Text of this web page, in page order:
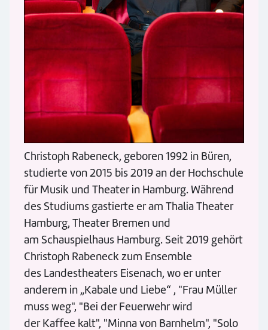
Christoph Rabeneck, geboren 1992 in Büren,
studierte von 2015 bis 2019 an der Hochschule
für Musik und Theater in Hamburg. Während
des Studiums gastierte er am Thalia Theater
Hamburg, Theater Bremen und
am Schauspielhaus Hamburg. Seit 2019 gehört
Christoph Rabeneck zum Ensemble
des Landestheaters Eisenach, wo er unter
anderem in „Kabale und Liebe“ , "Frau Müller
muss weg", "Bei der Feuerwehr wird
der Kaffee kalt", "Minna von Barnhelm", "Solo